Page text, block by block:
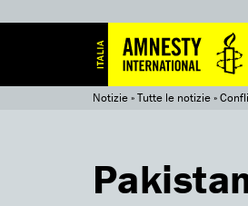
Notizie»Tutte le notizie»